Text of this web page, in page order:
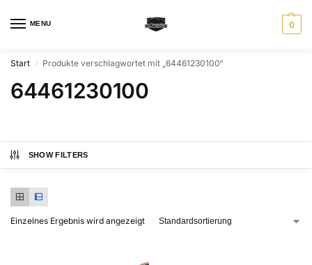
MENU 0
Start / Produkte verschlagwortet mit „64461230100“
64461230100
SHOW FILTERS
Einzelnes Ergebnis wird angezeigt